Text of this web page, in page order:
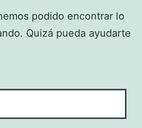
podido encontrar lo
Quizá pueda ayudarte